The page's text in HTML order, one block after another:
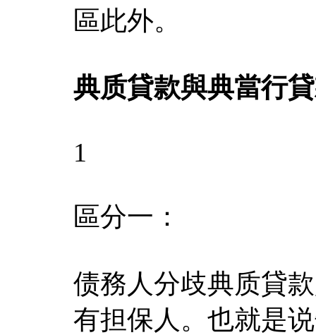
區此外。
典质貸款與典當行
1
區分一：
债務人分歧典质貸
有担保人。也就是